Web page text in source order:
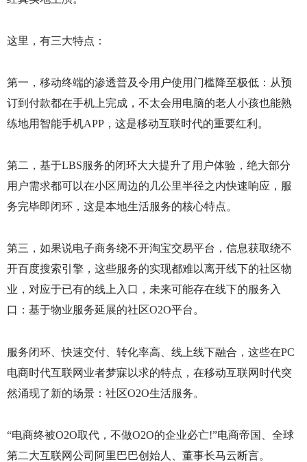
这里，有三大特点：
第一，移动终端的渗透普及令用户使用门槛降至极低：从预
订到付款都在手机上完成，不太会用电脑的老人小孩也能熟
练地用智能手机APP，这是移动互联时代的重要红利。
第二，基于LBS服务的闭环大大提升了用户体验，绝大部分
用户需求都可以在小区周边的几公里半径之内快速响应，服
务完毕即闭环，这是本地生活服务的核心特点。
第三，如果说电子商务绕不开淘宝交易平台，信息获取绕不
开百度搜索引擎，这些服务的实现都难以离开线下的社区物
业，对应于已有的线上入口，未来可能存在线下的服务入
口：基于物业服务延展的社区O2O平台。
服务闭环、快速交付、转化率高、线上线下融合，这些在PC
电商时代互联网业者梦寐以求的特点，在移动互联网时代突
然涌现了新的场景：社区O2O生活服务。
“电商终被O2O取代，不做O2O的企业必亡!”电商帝国、全球
第二大互联网公司阿里巴巴创始人、董事长马云断言。